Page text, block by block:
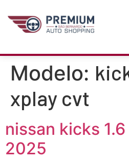
Modelo:
xplay cvt
nissan kicks
2025